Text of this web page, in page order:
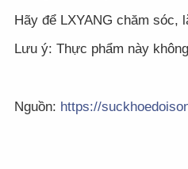
Hãy để LXYANG chăm sóc,
Lưu ý: Thực phẩm này
Nguồn: https://